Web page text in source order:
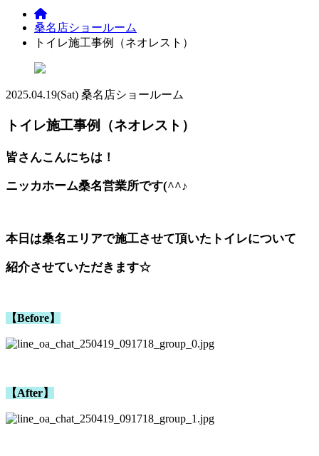
桑名店ショールーム
トイレ施工事例（ネオレスト）
2025.04.19(Sat) 桑名店ショールーム
トイレ施工事例（ネオレスト）
皆さんこんにちは！
ニッカホーム桑名営業所です(^^♪
本日は桑名エリアで施工させて頂いたトイレについて
紹介させていただきます☆
【Before】
【After】